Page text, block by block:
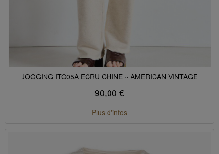
JOGGING ITO05A ECRU CHINE ~ AMERICAN VINTAGE
90,00 €
Plus d'infos